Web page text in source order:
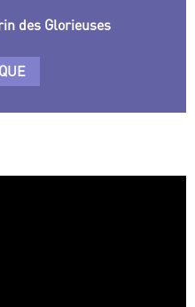
des Glorieuses